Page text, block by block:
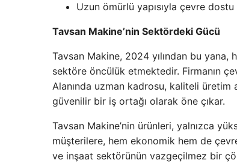
Uzun ömürlü yapısıyla çevre dostu
Tavsan Makine’nin Sektördeki Gücü
Tavsan Makine, 2024 yılından bu
sektöre öncülük etmektedir. Firmanın
Alanında uzman kadrosu, kaliteli üretim
güvenilir bir iş ortağı olarak öne çıkar.
Tavsan Makine’nin ürünleri, yalnızca
müşterilere, hem ekonomik hem de
ve inşaat sektörünün vazgeçilmez bir